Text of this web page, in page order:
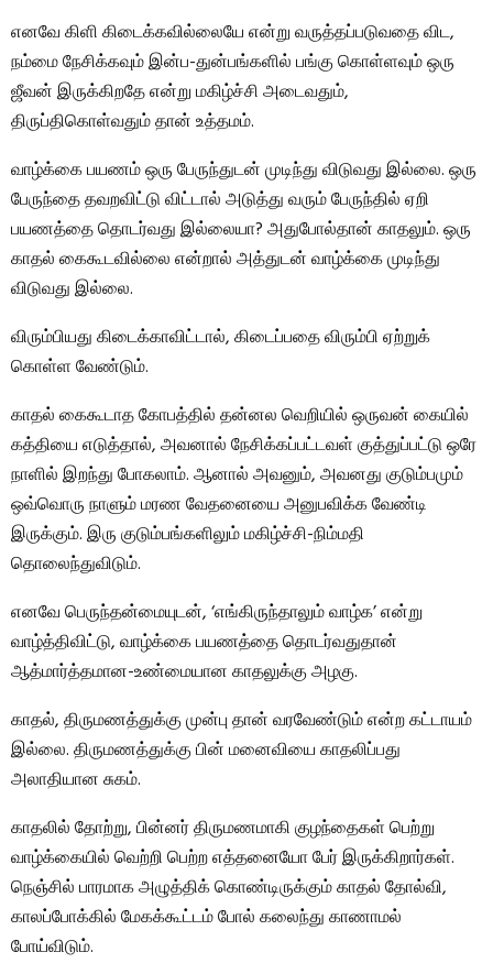
எனவே கிளி கிடைக்கவில்லையே என்று வருத்தப்படுவதை விட,
நம்மை நேசிக்கவும் இன்ப-துன்பங்களில் பங்கு கொள்ளவும் ஒரு
ஜீவன் இருக்கிறதே என்று மகிழ்ச்சி அடைவதும்,
திருப்திகொள்வதும் தான் உத்தமம்.
வாழ்க்கை பயணம் ஒரு பேருந்துடன் முடிந்து விடுவது இல்லை. ஒரு
பேருந்தை தவறவிட்டு விட்டால் அடுத்து வரும் பேருந்தில் ஏறி
பயணத்தை தொடர்வது இல்லையா? அதுபோல்தான் காதலும். ஒரு
காதல் கைகூடவில்லை என்றால் அத்துடன் வாழ்க்கை முடிந்து
விடுவது இல்லை.
விரும்பியது கிடைக்காவிட்டால், கிடைப்பதை விரும்பி ஏற்றுக்
கொள்ள வேண்டும்.
காதல் கைகூடாத கோபத்தில் தன்னல வெறியில் ஒருவன் கையில்
கத்தியை எடுத்தால், அவனால் நேசிக்கப்பட்டவள் குத்துப்பட்டு ஒரே
நாளில் இறந்து போகலாம். ஆனால் அவனும், அவனது குடும்பமும்
ஒவ்வொரு நாளும் மரண வேதனையை அனுபவிக்க வேண்டி
இருக்கும். இரு குடும்பங்களிலும் மகிழ்ச்சி-நிம்மதி
தொலைந்துவிடும்.
எனவே பெருந்தன்மையுடன், ‘எங்கிருந்தாலும் வாழ்க’ என்று
வாழ்த்திவிட்டு, வாழ்க்கை பயணத்தை தொடர்வதுதான்
ஆத்மார்த்தமான-உண்மையான காதலுக்கு அழகு.
காதல், திருமணத்துக்கு முன்பு தான் வரவேண்டும் என்ற கட்டாயம்
இல்லை. திருமணத்துக்கு பின் மனைவியை காதலிப்பது
அலாதியான சுகம்.
காதலில் தோற்று, பின்னர் திருமணமாகி குழந்தைகள் பெற்று
வாழ்க்கையில் வெற்றி பெற்ற எத்தனையோ பேர் இருக்கிறார்கள்.
நெஞ்சில் பாரமாக அழுத்திக் கொண்டிருக்கும் காதல் தோல்வி,
காலப்போக்கில் மேகக்கூட்டம் போல் கலைந்து காணாமல்
போய்விடும்.